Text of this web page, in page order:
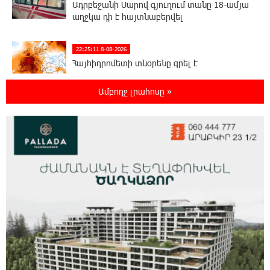
Ադրբեջանի Սարով գյուղում տանը 18-ամյա
աղջկա դի է հայտնաբերվել
22:25:11 8-08-2026
Հայհիդրոմետի տնօրենը գրել է
22:07:09 8-08-2026
Արտակարգ դեպք՝ Երևանում․ կոտրել են
«Հույս բոլոր մարդկանց» հիմնադրամի
շենքի պատուհաններն ու դռները
21:48:41 8-08-2026
Ալիևն ու Թրամփը հեռախոսազրույց են
21:29:45 8-08-2026
«Ինտեր»-ը հաղթեց «Յուվենտուս»-ին
Ամբողջ լրահոսը »